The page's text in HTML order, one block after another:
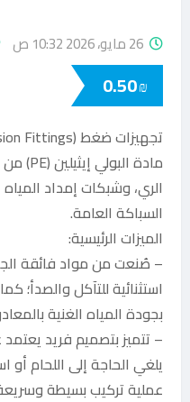
26 مايو، 2026 10:32 ص
0.50₪
الري، وشبكات إمداد
السباكة العامة.
الميزات الرئيسية:
– صُنعت من مواد فائقة
استثنائية للتآكل والصدأ؛
بجودة المياه الغنية
– تتميز بتصميم فريد
يلغي الحاجة إلى اللحام
عملية تركيب بسيطة